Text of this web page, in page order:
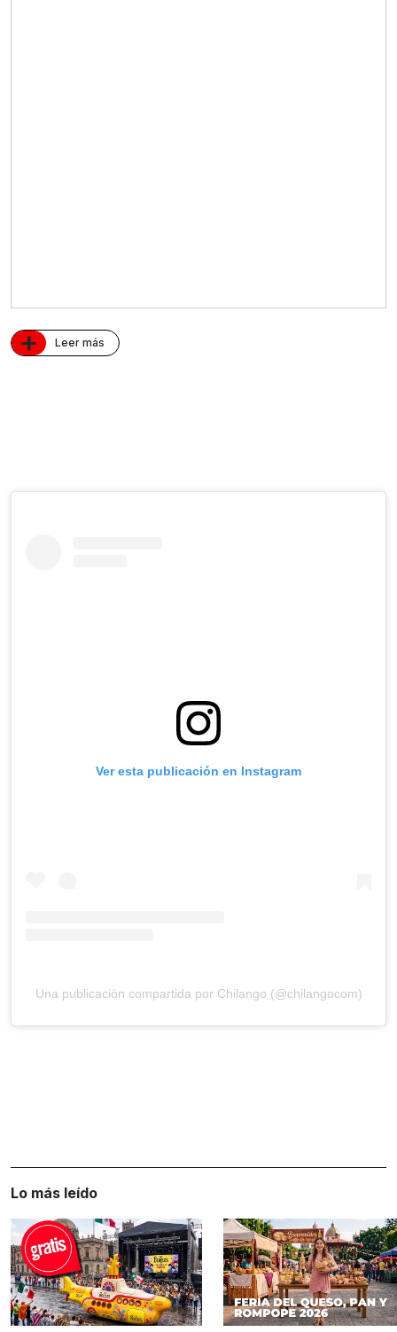
+ Leer más
Ver esta publicación en Instagram
Una publicación compartida por Chilango (@chilangocom)
Lo más leído